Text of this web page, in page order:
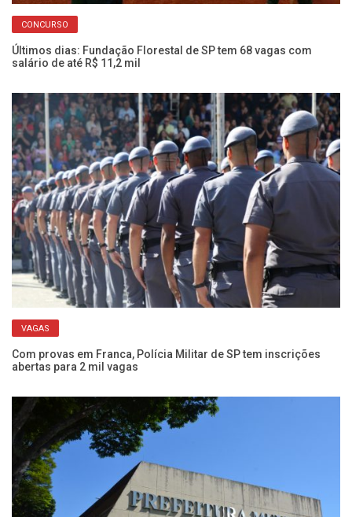
CONCURSO
Últimos dias: Fundação Florestal de SP tem 68 vagas com
salário de até R$ 11,2 mil
VAGAS
Com provas em Franca, Polícia Militar de SP tem inscrições
abertas para 2 mil vagas